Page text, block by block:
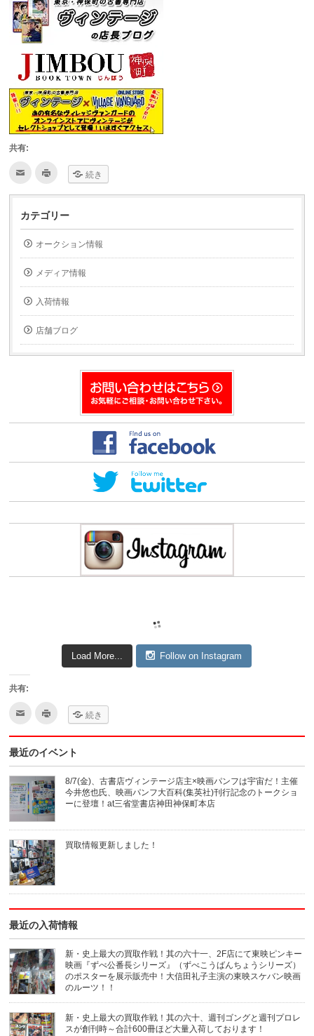
共有:
ク
て
友
達
へ
メ
ー
で
送
信
(新
し
い
ィ
ド
ウ
ク
て
印
刷
(新
し
い
ィ
ン
ド
ウ
で
開
ま
続き
カテゴリー
オークション情報
メディア情報
入荷情報
店舗ブログ
Load More... Follow on Instagram
共有:
ク
し
て
へ
メ
ー
ル
で
送
信
(新
し
い
ウ
ィ
ン
ド
ウ
で
き
ま
す)
ク
し
て
(新
し
い
ウ
ィ
ン
ド
ウ
で
開
き
ま
す)
続き
最近のイベント
8/7(金)、古書店ヴィンテージ店主×映画パンフは宇宙だ！主催
今井悠也氏、映画パンフ大百科(集英社)刊行記念のトークショ
ーに登壇！at三省堂書店神田神保町本店
買取情報更新しました！
最近の入荷情報
新・史上最大の買取作戦！其の六十一、2F店にて東映ピンキー
映画『ずべ公番長シリーズ』（ずべこうばんちょうシリーズ）
のポスターを展示販売中！大信田礼子主演の東映スケバン映画
のルーツ！！
新・史上最大の買取作戦！其の六十、週刊ゴングと週刊プロレ
スが創刊時～合計600冊ほど大量入荷しております！